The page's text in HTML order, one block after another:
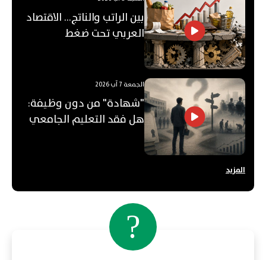
بين الراتب والناتج… الاقتصاد
العربي تحت ضغط
الجمعة 7 آب 2026
"شهادة" من دون وظيفة:
هل فقد التعليم الجامعي
المزيد
?